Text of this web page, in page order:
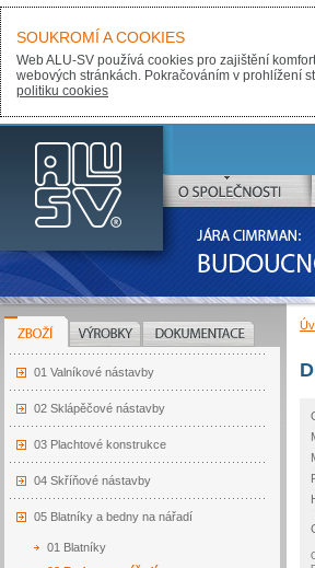
ALU-SV
O SPOLEČNOSTI
JÁRA CIMRMAN:
BUDOUCNOST PATŘÍ
ZBOŽÍ
01 Valníkové nástavby
02 Sklápěčové nástavby
03 Plachtové konstrukce
04 Skříňové nástavby
05 Blatníky a bedny na nářadí
01 Blatníky
VÝROBKY DOKUMENTACE
SOUKROMÍ A COOKIES
Web ALU-SV používá cookies pro zajištění
webových stránkách. Pokračováním v prohlížení
politiku cookies